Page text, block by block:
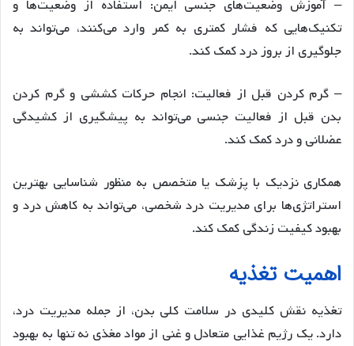
– آموزش وضعیت‌های جنسی ایمن: استفاده از وضعیت‌ها و
تکنیک‌هایی که فشار کمتری به کمر وارد می‌کنند، می‌تواند به
جلوگیری از بروز درد کمک کند.
– گرم کردن قبل از فعالیت: انجام حرکات کششی و گرم کردن
بدن قبل از فعالیت جنسی می‌تواند به پیشگیری از کشیدگی
عضلانی و درد کمک کند.
همکاری نزدیک با پزشک یا متخصص به منظور شناسایی بهترین
استراتژی‌ها برای مدیریت درد شخصی، می‌تواند به کاهش درد و
بهبود کیفیت زندگی کمک کند.
اهمیت تغذیه
تغذیه نقش کلیدی در سلامت کلی بدن، از جمله مدیریت درد،
دارد. یک رژیم غذایی متعادل و غنی از مواد مغذی نه تنها به بهبود